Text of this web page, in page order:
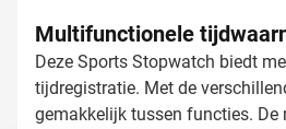
Multifunctionele
Deze Sports Stopwatch biedt
tijdregistratie. Met de
gemakkelijk tussen functies. De